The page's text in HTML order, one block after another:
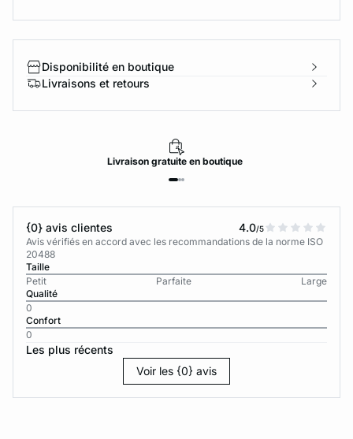
Disponibilité en boutique
Livraisons et retours
Livraisongratuiteen boutique
{0} avis clientes 4.0/5
Avis vérifiés en accord avec les recommandations de la norme ISO
20488
Taille
Petit
Parfaite
Large
Qualité
0
Confort
0
Les plus récents
Voir les {0} avis